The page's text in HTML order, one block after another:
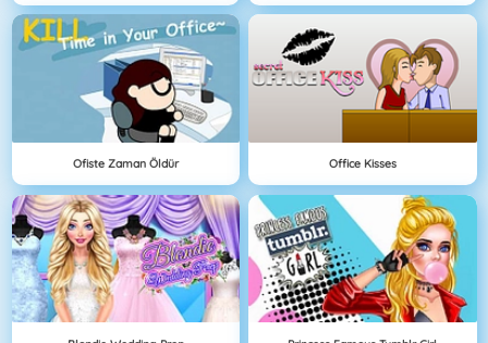
Ofiste Zaman Öldür Office Kisses